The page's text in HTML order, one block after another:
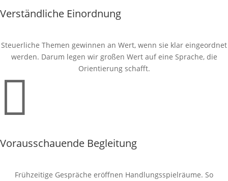
Verständliche Einordnung
Steuerliche Themen gewinnen an Wert, wenn sie klar eingeordnet
werden. Darum legen wir großen Wert auf eine Sprache, die
Orientierung schafft.

Vorausschauende Begleitung
Frühzeitige Gespräche eröffnen Handlungsspielräume. So